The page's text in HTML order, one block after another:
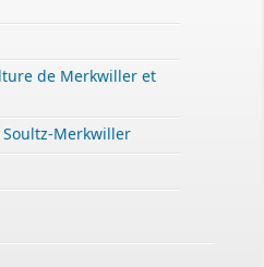
de Merkwiller et
Merkwiller
DECLARATION PREALABLE
en ligne
pouvez profiter de lasaisine par
déposer votre demande
d’urbanisme
et de démolir, déclaration
avec les mêmes garanties de
dossier qu’un dépôt par papier.